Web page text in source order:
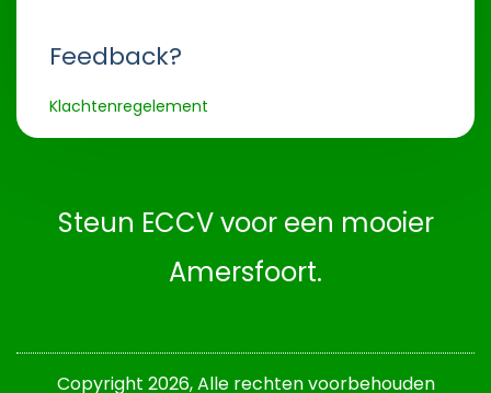
Feedback?
Klachtenregelement
Steun ECCV voor een mooier
Amersfoort.
Copyright 2026,Alle rechten voorbehouden